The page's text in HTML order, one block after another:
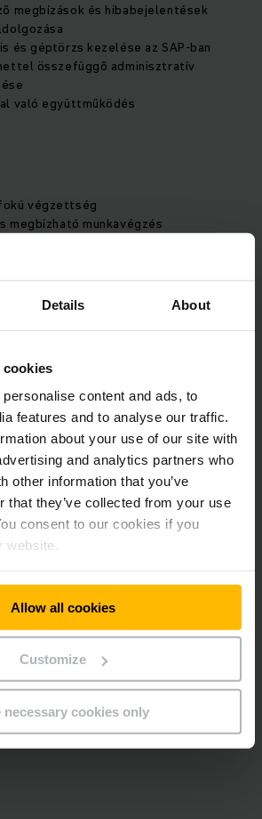
Details About
cookies
content and ads, to
features and to analyse our traffic.
about your use of our site with
and analytics partners who
other information that you’ve
that they’ve collected from your use
consent to our cookies if you
website.
Allow all cookies
Customize
necessary cookies only
megbízások és hibabejelentések
és géptörzs kezelése az SAP-ban
összefüggő adminisztratív
való együttműködés
végzettség
megbízható munkavégzés
képesség
szerzett tapasztalat
(SZÉP kártya)
vállalati busz, vagy saját gépjárművel
esetén 45 Ft/km költségtérítés
Biatorbágy
küldje ajob@jungheinrich.huemail